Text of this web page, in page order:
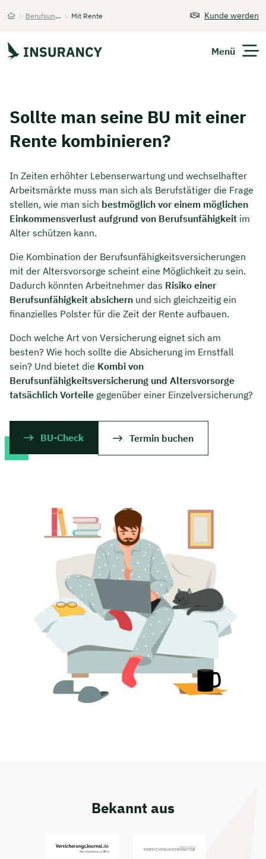
> Berufsunfähigkeitsversicherung > Mit Rente Kunde werden
Menü
Unternehmen
Expats
Über Uns
Kontakt
Sollte man seine BU mit einer
Rente kombinieren?
In Zeiten erhöhter Lebenserwartung und wechselhafter
Arbeitsmärkte muss man sich als Berufstätiger die Frage
stellen, wie man sich bestmöglich vor einem möglichen
Einkommensverlust aufgrund von Berufsunfähigkeit im
Alter schützen kann.
Die Kombination der Berufsunfähigkeitsversicherungen
mit der Altersvorsorge scheint eine Möglichkeit zu sein.
Dadurch könnten Arbeitnehmer das Risiko einer
Berufsunfähigkeit absichern und sich gleichzeitig ein
finanzielles Polster für die Zeit der Rente aufbauen.
Doch welche Art von Versicherung eignet sich am
besten? Wie hoch sollte die Absicherung im Ernstfall
sein? Und bietet die Kombi von
Berufsunfähigkeitsversicherung und Altersvorsorge
tatsächlich Vorteile gegenüber einer Einzelversicherung?
BU-Check Termin buchen
Bekannt aus